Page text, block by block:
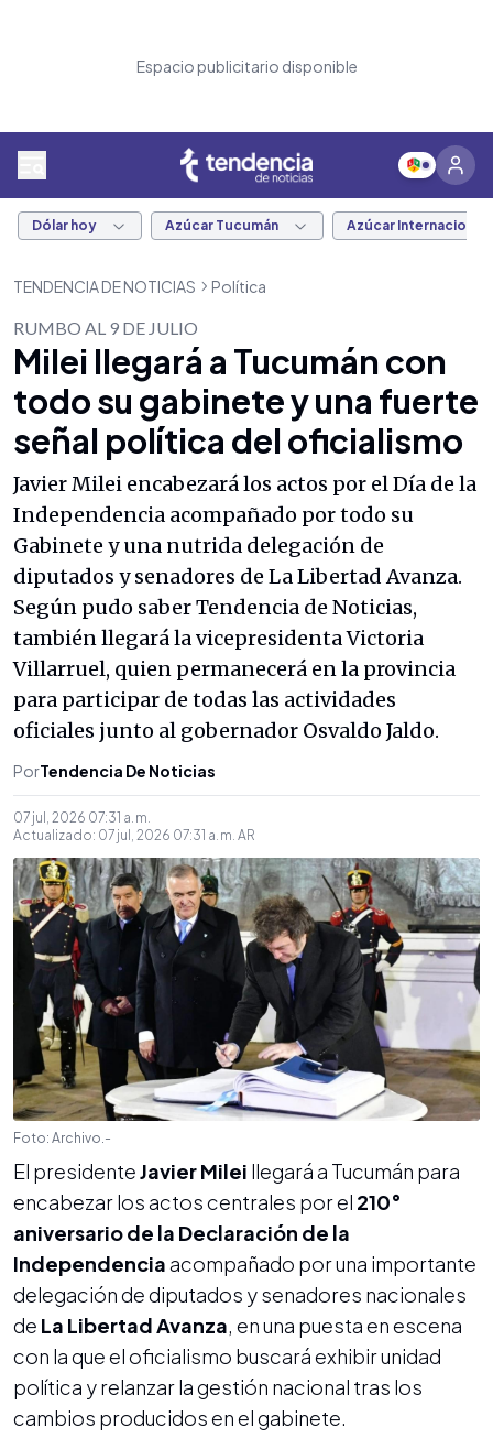
Espacio publicitario disponible
Dólar hoy Azúcar Tucumán Azúcar Internacional
TENDENCIA DE NOTICIAS Política
RUMBO AL 9 DE JULIO
Milei llegará a Tucumán con
todo su gabinete y una fuerte
señal política del oficialismo
Javier Milei encabezará los actos por el Día de la
Independencia acompañado por todo su
Gabinete y una nutrida delegación de
diputados y senadores de La Libertad Avanza.
Según pudo saber Tendencia de Noticias,
también llegará la vicepresidenta Victoria
Villarruel, quien permanecerá en la provincia
para participar de todas las actividades
oficiales junto al gobernador Osvaldo Jaldo.
PorTendencia De Noticias
07 jul, 2026 07:31 a. m.
Actualizado: 07 jul, 2026 07:31 a. m. AR
Foto: Archivo.-
El presidente Javier Milei llegará a Tucumán para
encabezar los actos centrales por el 210°
aniversario de la Declaración de la
Independenciaacompañado por una importante
delegación de diputados y senadores nacionales
de La Libertad Avanza , en una puesta en escena
con la que el oficialismo buscará exhibir unidad
política y relanzar la gestión nacional tras los
cambios producidos en el gabinete.